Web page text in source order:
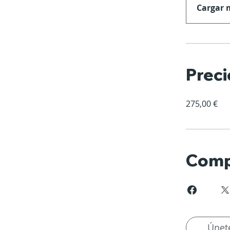
Cargar
275,00 €